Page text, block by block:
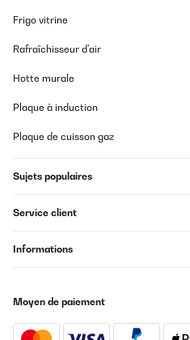
Frigo vitrine
Rafraîchisseur d'air
Hotte murale
Plaque à induction
Plaque de cuisson gaz
Sujets populaires
Service client
Informations
Moyen de paiement